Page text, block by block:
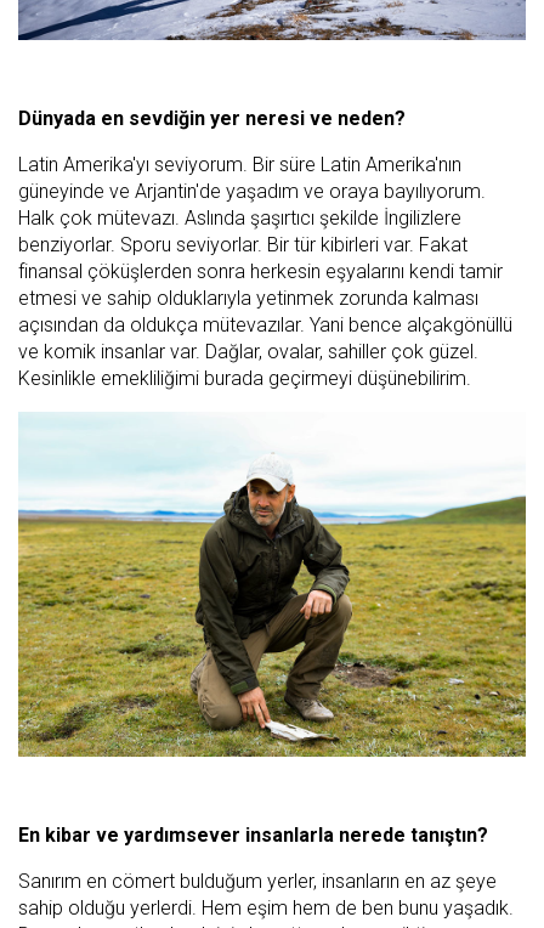
Dünyada en sevdiğin yer neresi ve neden?
Latin Amerika'yı seviyorum. Bir süre Latin Amerika'nın
güneyinde ve Arjantin'de yaşadım ve oraya bayılıyorum.
Halk çok mütevazı. Aslında şaşırtıcı şekilde İngilizlere
benziyorlar. Sporu seviyorlar. Bir tür kibirleri var. Fakat
finansal çöküşlerden sonra herkesin eşyalarını kendi tamir
etmesi ve sahip olduklarıyla yetinmek zorunda kalması
açısından da oldukça mütevazılar. Yani bence alçakgönüllü
ve komik insanlar var. Dağlar, ovalar, sahiller çok güzel.
Kesinlikle emekliliğimi burada geçirmeyi düşünebilirim.
En kibar ve yardımsever insanlarla nerede tanıştın?
Sanırım en cömert bulduğum yerler, insanların en az şeye
sahip olduğu yerlerdi. Hem eşim hem de ben bunu yaşadık.